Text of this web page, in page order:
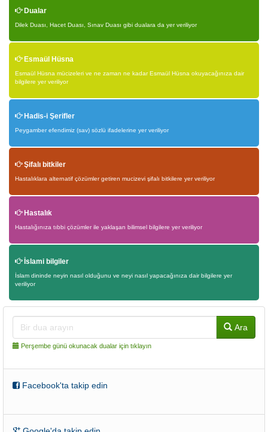
Dualar
Dilek Duası, Hacet Duası, Sınav Duası gibi dualara da yer veriliyor
Esmaül Hüsna
Esmaül Hüsna mücizeleri ve ne zaman ne kadar Esmaül Hüsna okuyacağınıza dair
bilgilere yer veriliyor
Hadis-i Şerifler
Peygamber efendimiz (sav) sözlü ifadelerine yer veriliyor
Şifalı bitkiler
Hastalıklara alternatif çözümler getiren mucizevi şifalı bitkilere yer veriliyor
Hastalık
Hastalığınıza tıbbi çözümler ile yaklaşan bilimsel bilgilere yer veriliyor
İslami bilgiler
İslam dininde neyin nasıl olduğunu ve neyi nasıl yapacağınıza dair bilgilere yer
veriliyor
Ara
Perşembe günü okunacak dualar için tıklayın
Facebook'ta takip edin